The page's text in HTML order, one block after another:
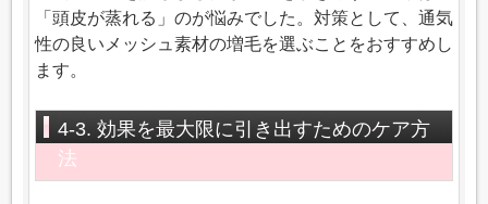
「頭皮が蒸れる」のが悩みでした。対策として、通気
性の良いメッシュ素材の増毛を選ぶことをおすすめし
ます。
4-3. 効果を最大限に引き出すためのケア方
法